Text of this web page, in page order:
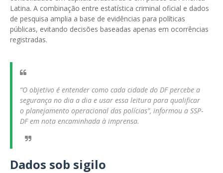
Latina. A combinação entre estatística criminal oficial e dados
de pesquisa amplia a base de evidências para políticas
públicas, evitando decisões baseadas apenas em ocorrências
registradas.
“O objetivo é entender como cada cidade do DF percebe a
segurança no dia a dia e usar essa leitura para qualificar
o planejamento operacional das polícias”, informou a SSP-
DF em nota encaminhada à imprensa.
Dados sob sigilo